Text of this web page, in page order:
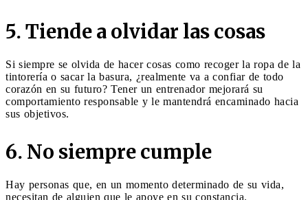
5. Tiende a olvidar las cosas
Si siempre se olvida de hacer cosas como recoger la ropa de la
tintorería o sacar la basura, ¿realmente va a confiar de todo
corazón en su futuro? Tener un entrenador mejorará su
comportamiento responsable y le mantendrá encaminado hacia
sus objetivos.
6. No siempre cumple
Hay personas que, en un momento determinado de su vida,
necesitan de alguien que le apoye en su constancia.